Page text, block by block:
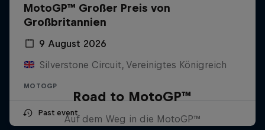
MotoGP™ Großer Preis von
Großbritannien
9 August 2026
Silverstone Circuit, Vereinigtes Königreich
MOTOGP
Past event
Road to MotoGP™
Auf dem Weg in die MotoGP™